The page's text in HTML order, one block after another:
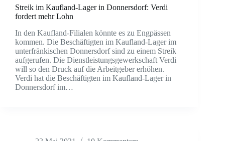
Streik im Kaufland-Lager in Donnersdorf: Verdi
fordert mehr Lohn
In den Kaufland-Filialen könnte es zu Engpässen
kommen. Die Beschäftigten im Kaufland-Lager im
unterfränkischen Donnersdorf sind zu einem Streik
aufgerufen. Die Dienstleistungsgewerkschaft Verdi
will so den Druck auf die Arbeitgeber erhöhen.
Verdi hat die Beschäftigten im Kaufland-Lager in
Donnersdorf im…